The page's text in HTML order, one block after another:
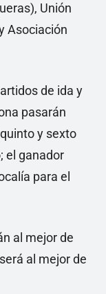
Unión
Asociación
de ida y
pasarán
y sexto
el ganador
para el
al mejor de
al mejor de